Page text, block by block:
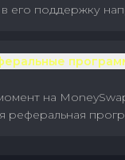
в его поддержку
на
реферальная